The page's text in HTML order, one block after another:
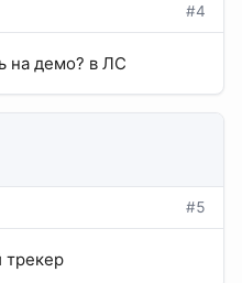
#4
на демо? в ЛС
#5
трекер